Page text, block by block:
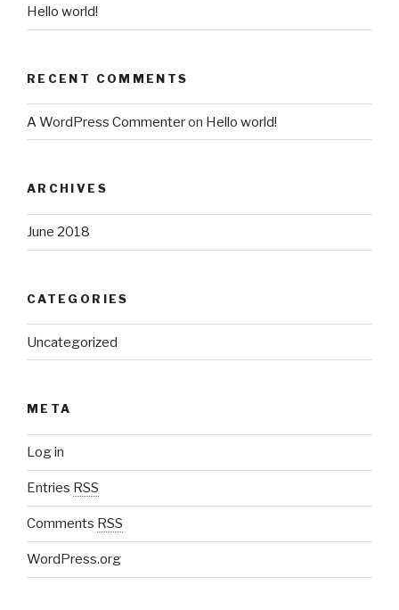
Hello world!
RECENT COMMENTS
A WordPress Commenteron Hello world!
ARCHIVES
June 2018
CATEGORIES
Uncategorized
META
Log in
Entries RSS
Comments RSS
WordPress.org